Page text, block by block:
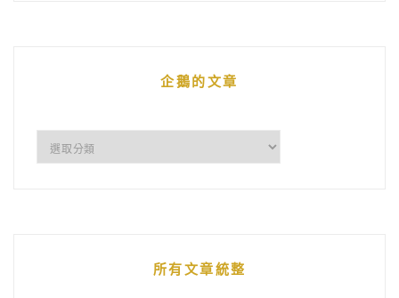
企鵝的文章
所有文章統整